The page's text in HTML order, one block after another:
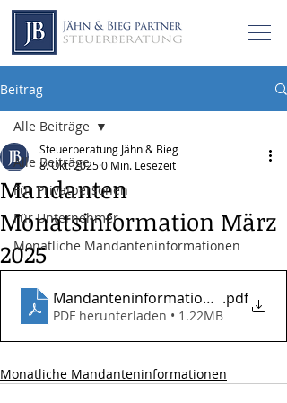
Beitrag
Alle Beiträge
Für Privatpersonen
Für Unternehmer
Monatliche Mandanteninformationen
Alle Beiträge
Mandanten
Monatsinformation März
2025
Steuerberatung Jähn & Bieg
8. Okt. 20250 Min. Lesezeit
Mandanteninformationen_03_2025
.pdf
PDF herunterladen • 1.22MB
Monatliche Mandanteninformationen